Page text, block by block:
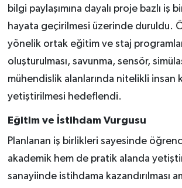
bilgi paylaşımına dayalı proje bazlı iş
hayata geçirilmesi üzerinde duruldu.
yönelik ortak eğitim ve staj
oluşturulması, savunma, sensör,
mühendislik alanlarında nitelikli insan
yetiştirilmesi hedeflendi.
Eğitim ve İstihdam Vurgusu
Planlanan iş birlikleri sayesinde
akademik hem de pratik alanda
sanayiinde istihdama kazandırılması